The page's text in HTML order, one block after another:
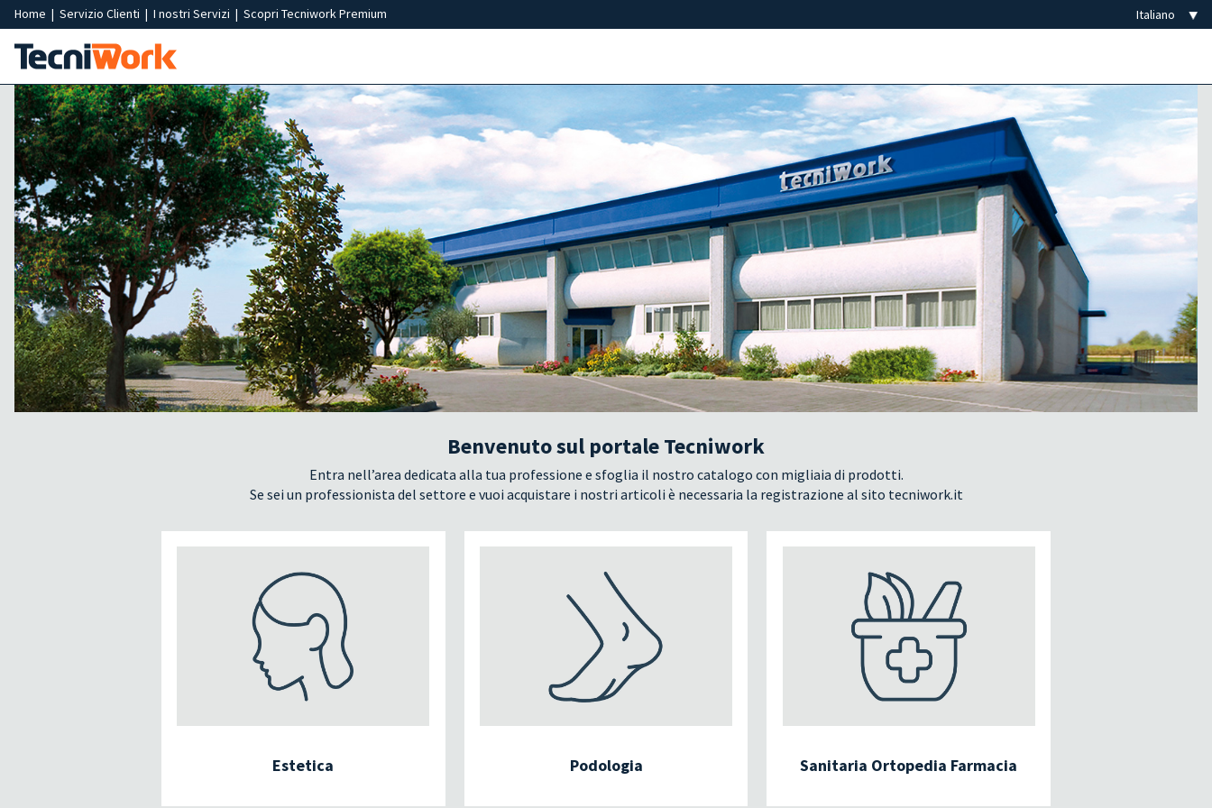
Home | Servizio Clienti | I nostri Servizi | Scopri Tecniwork Premium
Benvenuto sul portale Tecniwork
Entra nell’area dedicata alla tua professione e sfoglia il nostro catalogo con migliaia di prodotti.
Se sei un professionista del settore e vuoi acquistare i nostri articoli è necessaria la registrazione al sito tecniwork.it
Estetica Podologia Sanitaria Ortopedia Farmacia